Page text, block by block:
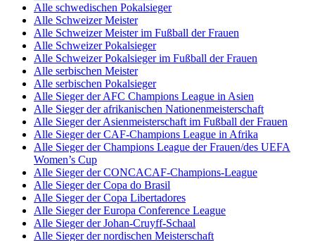
Alle schwedischen Pokalsieger
Alle Schweizer Meister
Alle Schweizer Meister im Fußball der Frauen
Alle Schweizer Pokalsieger
Alle Schweizer Pokalsieger im Fußball der Frauen
Alle serbischen Meister
Alle serbischen Pokalsieger
Alle Sieger der AFC Champions League in Asien
Alle Sieger der afrikanischen Nationenmeisterschaft
Alle Sieger der Asienmeisterschaft im Fußball der Frauen
Alle Sieger der CAF-Champions League in Afrika
Alle Sieger der Champions League der Frauen/des UEFA
Women’s Cup
Alle Sieger der CONCACAF-Champions-League
Alle Sieger der Copa do Brasil
Alle Sieger der Copa Libertadores
Alle Sieger der Europa Conference League
Alle Sieger der Johan-Cruyff-Schaal
Alle Sieger der nordischen Meisterschaft